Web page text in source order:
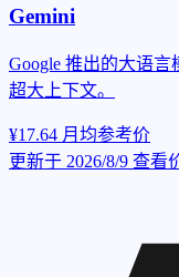
Gemini
Google 推出的大语
超大上下文。
¥17.64 月均参考价
更新于 2026/8/9 查看